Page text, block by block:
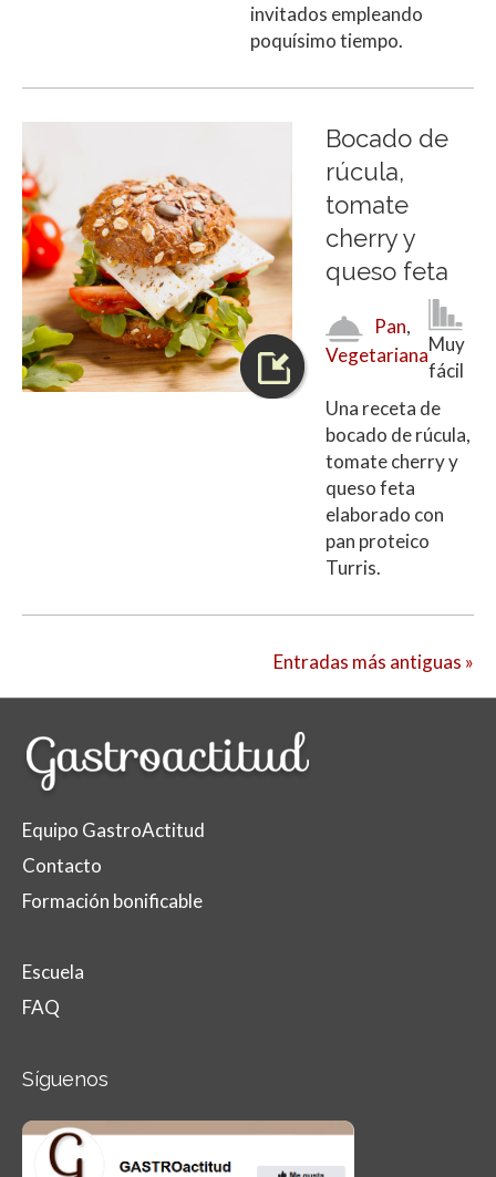
invitados empleando
poquísimo tiempo.
Bocado de
rúcula,
tomate
cherry y
queso feta
Pan,
VegetarianaMuy
fácil
Una receta de
bocado de rúcula,
tomate cherry y
queso feta
elaborado con
pan proteico
Turris.
Entradas más antiguas »
Equipo GastroActitud
Contacto
Formación bonificable
Escuela
FAQ
Síguenos